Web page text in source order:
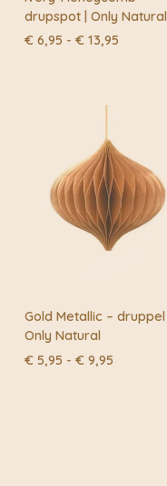
drupspot | Only Natural
€ 6,95 - € 13,95
Gold Metallic – druppel |
Only Natural
€ 5,95 - € 9,95